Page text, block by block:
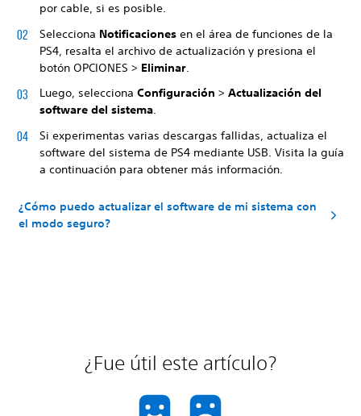
por cable, si es posible.
Selecciona Notificaciones en el área de funciones de la
PS4, resalta el archivo de actualización y presiona el
botón OPCIONES > Eliminar
Luego, selecciona Configuración > Actualización del
software del sistema.
Si experimentas varias descargas fallidas, actualiza el
software del sistema de PS4 mediante USB. Visita la guía
a continuación para obtener más información.
¿Cómo puedo actualizar el software de mi sistema con
el modo seguro?
¿Fue útil este artículo?